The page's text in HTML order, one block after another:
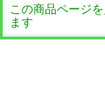
この商品ページ
ます